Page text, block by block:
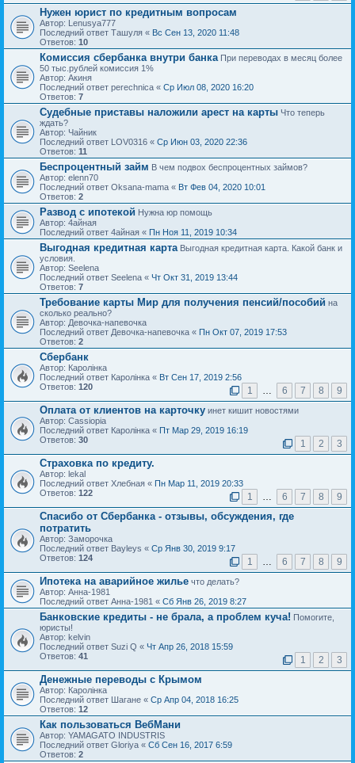
Нужен юрист по кредитным вопросам
Автор: Lenusya777
Последний ответ Ташуля « Вс Сен 13, 2020 11:48
Ответов: 10
Комиссия сбербанка внутри банка При переводах в месяц более
50 тыс.рублей комиссия 1%
Автор: Акиня
Последний ответ perechnica « Ср Июл 08, 2020 16:20
Ответов: 7
Судебные приставы наложили арест на карты Что теперь
ждать?
Автор: Чайник
Последний ответ LOV0316 « Ср Июн 03, 2020 22:36
Ответов: 11
Беспроцентный займ В чем подвох беспроцентных займов?
Автор: elenn70
Последний ответ Oksana-mama « Вт Фев 04, 2020 10:01
Ответов: 2
Развод с ипотекой Нужна юр помощь
Автор: 4айная
Последний ответ 4айная « Пн Ноя 11, 2019 10:34
Выгодная кредитная карта Выгодная кредитная карта. Какой банк и
условия.
Автор: Seelena
Последний ответ Seelena « Чт Окт 31, 2019 13:44
Ответов: 7
Требование карты Мир для получения пенсий/пособий на
сколько реально?
Автор: Девочка-напевочка
Последний ответ Девочка-напевочка « Пн Окт 07, 2019 17:53
Ответов: 2
Сбербанк
Автор: Каролiнка
Последний ответ Каролiнка « Вт Сен 17, 2019 2:56
Ответов: 120 1 … 6 7 8 9
Оплата от клиентов на карточку инет кишит новостями
Автор: Cassiopia
Последний ответ Каролiнка « Пт Мар 29, 2019 16:19
Ответов: 30 1 2 3
Страховка по кредиту.
Автор: lekal
Последний ответ Хлебная « Пн Мар 11, 2019 20:33
Ответов: 122 1 … 6 7 8 9
Спасибо от Сбербанка - отзывы, обсуждения, где
потратить
Автор: Заморочка
Последний ответ Bayleys « Ср Янв 30, 2019 9:17
Ответов: 124 1 … 6 7 8 9
Ипотека на аварийное жилье что делать?
Автор: Анна-1981
Последний ответ Анна-1981 « Сб Янв 26, 2019 8:27
Банковские кредиты - не брала, а проблем куча! Помогите,
юристы!
Автор: kelvin
Последний ответ Suzi Q « Чт Апр 26, 2018 15:59
Ответов: 41 1 2 3
Денежные переводы с Крымом
Автор: Каролiнка
Последний ответ Шагане « Ср Апр 04, 2018 16:25
Ответов: 12
Как пользоваться ВебМани
Автор: YAMAGATO INDUSTRIS
Последний ответ Gloriya « Сб Сен 16, 2017 6:59
Ответов: 2